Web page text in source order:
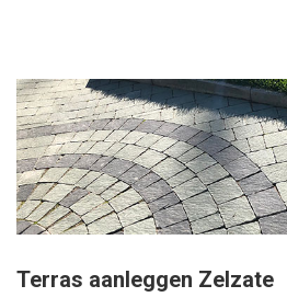
Terras aanleggen Zelzate